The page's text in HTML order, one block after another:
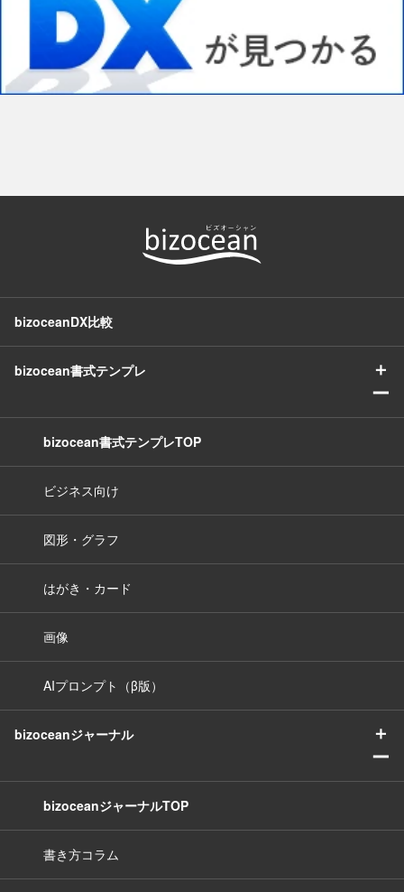
bizoceanDX比較
bizocean書式テンプレ
＋
ー
bizocean書式テンプレTOP
ビジネス向け
図形・グラフ
はがき・カード
画像
AIプロンプト（β版）
bizoceanジャーナル
＋
ー
bizoceanジャーナルTOP
書き方コラム